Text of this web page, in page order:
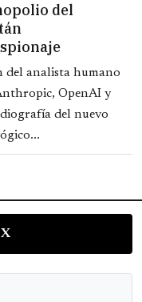
del
del analista humano
OpenAI y
del nuevo